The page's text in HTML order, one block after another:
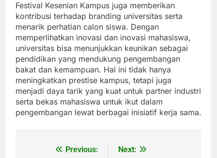
Festival Kesenian Kampus juga memberikan
kontribusi terhadap branding universitas serta
menarik perhatian calon siswa. Dengan
memperlihatkan inovasi dan inovasi mahasiswa,
universitas bisa menunjukkan keunikan sebagai
pendidikan yang mendukung pengembangan
bakat dan kemampuan. Hal ini tidak hanya
meningkatkan prestise kampus, tetapi juga
menjadi daya tarik yang kuat untuk partner industri
serta bekas mahasiswa untuk ikut dalam
pengembangan lewat berbagai inisiatif kerja sama.
Previous:
Next: